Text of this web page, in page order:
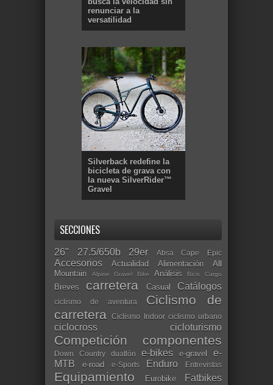
renunciar a la
versatilidad
Silverback redefine la
bicicleta de grava con
la nueva SilverRider™
Gravel
SECCIONES
26" 27.5/650b 29er Absa Cape Epic
Accesorios Actualidad Alimentación
All
Mountain
Alpine Gravel Bike Análisis Bicis Cargo
Breves carretera Casual Catálogos
ciclismo de aventura
Ciclismo de
carretera
Ciclismo Indoor ciclismo urbano
ciclocross cicloturismo
Competición componentes
Down Country duatlón e-bikes e-gravel
e-
MTB
e-road e-Sports Enduro Entrevistas
Equipamiento Eurobike
Fatbikes